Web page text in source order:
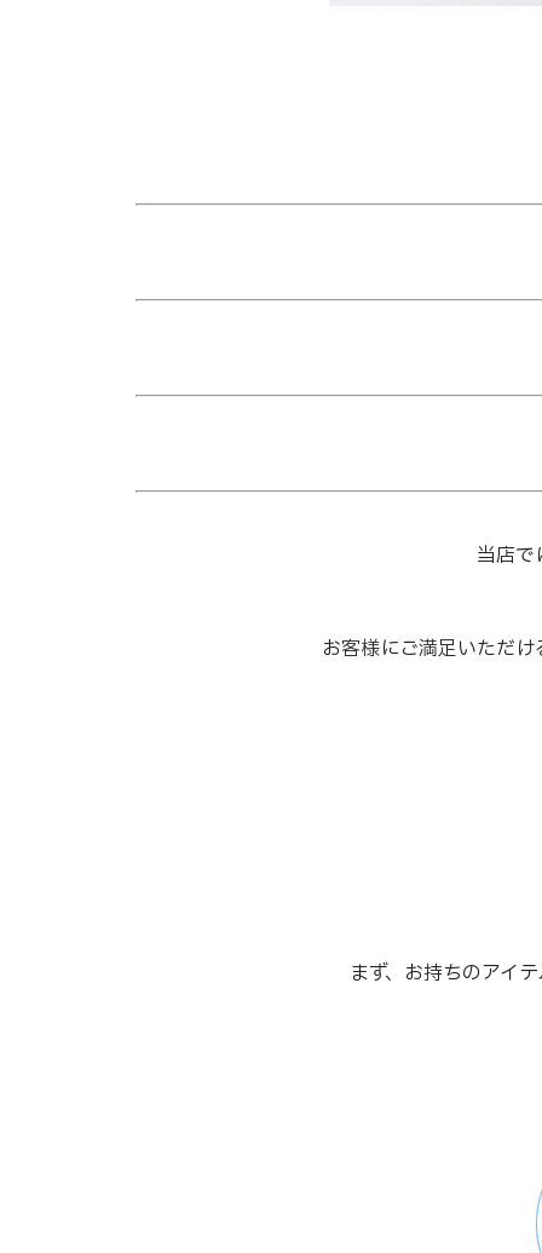
当店で
お客様にご満足いただ
まず、お持ちのアイ